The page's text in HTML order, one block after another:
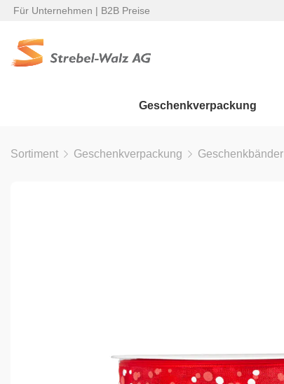
Für Unternehmen | B2B Preise
Geschenkverpackung
Sortiment Geschenkverpackung Geschenkbänder